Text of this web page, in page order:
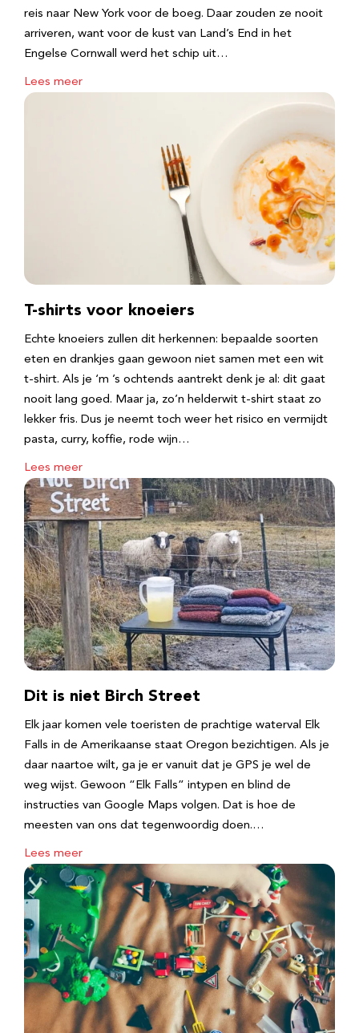
reis naar New York voor de boeg. Daar zouden ze nooit
arriveren, want voor de kust van Land’s End in het
Engelse Cornwall werd het schip uit…
Lees meer
T-shirts voor knoeiers
Echte knoeiers zullen dit herkennen: bepaalde soorten
eten en drankjes gaan gewoon niet samen met een wit
t-shirt. Als je ‘m ’s ochtends aantrekt denk je al: dit gaat
nooit lang goed. Maar ja, zo’n helderwit t-shirt staat zo
lekker fris. Dus je neemt toch weer het risico en vermijdt
pasta, curry, koffie, rode wijn…
Lees meer
Dit is niet Birch Street
Elk jaar komen vele toeristen de prachtige waterval Elk
Falls in de Amerikaanse staat Oregon bezichtigen. Als je
daar naartoe wilt, ga je er vanuit dat je GPS je wel de
weg wijst. Gewoon “Elk Falls” intypen en blind de
instructies van Google Maps volgen. Dat is hoe de
meesten van ons dat tegenwoordig doen.…
Lees meer